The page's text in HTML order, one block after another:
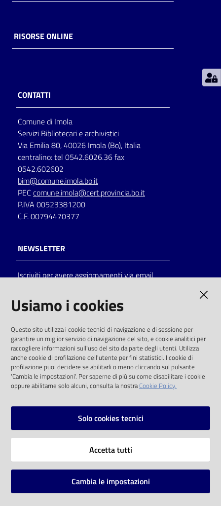
storico
per
lettura
Seguici
su
Catalogo
on line
Eventi
Chiedi al
bibliotecario
RISORSE ONLINE
CONTATTI
Comune di Imola
Servizi Bibliotecari e archivistici
Via Emilia 80, 40026 Imola (Bo), Italia
centralino: tel 0542.6026.36 fax
0542.602602
bim@comune.imola.bo.it
PEC comune.imola@cert.provincia.bo.it
P.IVA 00523381200
C.F. 00794470377
NEWSLETTER
Iscriviti per avere aggiornamenti via email
solo alle condizioni previste dalla direttiva
comunitaria 2003/98/CE e dal d.lgs. 36/2006
SOCIAL
Instagram
Vai alla pagina
Mappa del sito
Usiamo i cookies
Questo sito utilizza i cookie tecnici di navigazione e di sessione per
garantire un miglior servizio di navigazione del sito, e cookie analitici per
raccogliere informazioni sull'uso del sito da parte degli utenti. Utilizza
anche cookie di profilazione dell'utente per fini statistici. I cookie di
profilazione puoi decidere se abilitarli o meno cliccando sul pulsante
'Cambia le impostazioni'. Per saperne di più su come disabilitare i cookie
oppure abilitarne solo alcuni, consulta la nostraCookie Policy.
Solo cookies tecnici
Accetta tutti
Cambia le impostazioni